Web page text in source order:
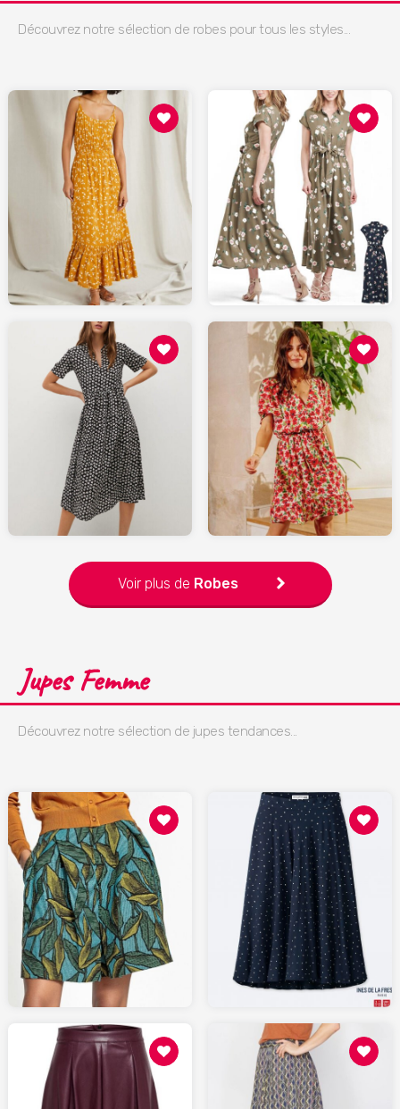
Découvrez notre sélection de robes pour tous les styles...
99.90
CYRILLUS.com
49.99
SPARTOO.fr
39.90
MANGO.com
79.00
LAREDOUTE.fr
Voir plus de Robes
Jupes Femme
Découvrez notre sélection de jupes tendances...
34.99
LAREDOUTE.fr
39.90
UNIQLO